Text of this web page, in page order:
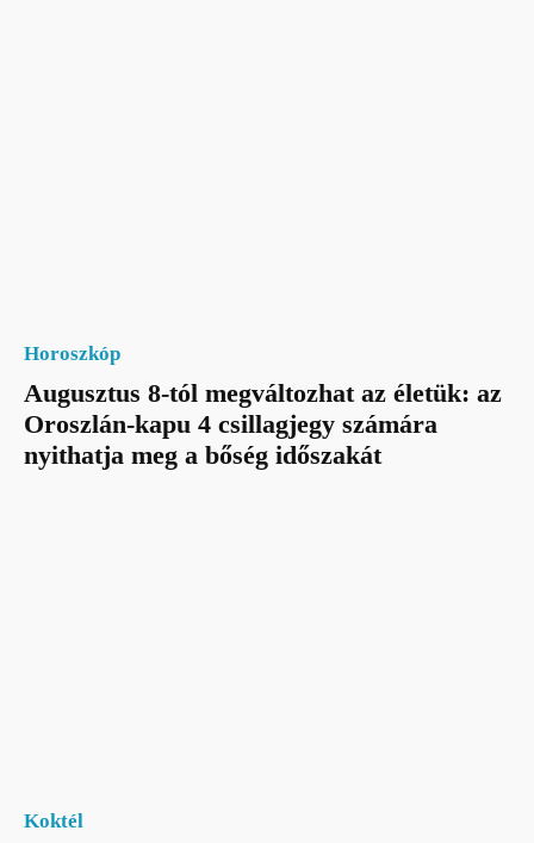
Horoszkóp
Augusztus 8-tól megváltozhat az életük: az
Oroszlán-kapu 4 csillagjegy számára
nyithatja meg a bőség időszakát
Koktél